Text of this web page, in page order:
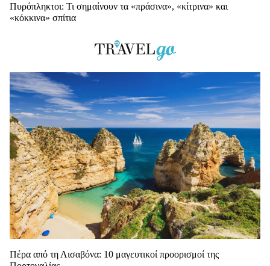
Πυρόπληκτοι: Τι σημαίνουν τα «πράσινα», «κίτρινα» και
«κόκκινα» σπίτια
Πέρα από τη Λισαβόνα: 10 μαγευτικοί προορισμοί της